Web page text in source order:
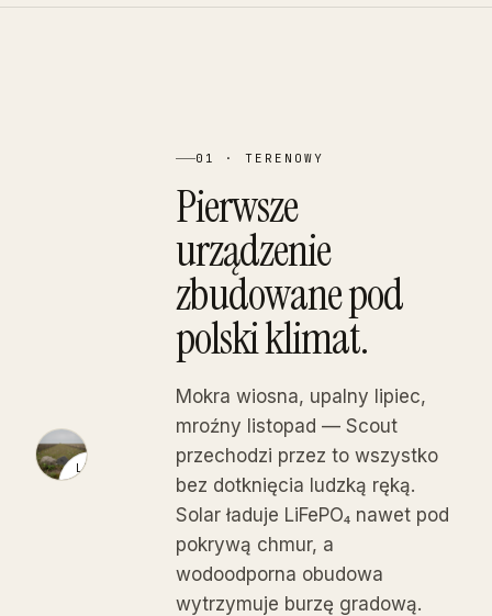
LIVE
01 · TERENOWY
Pierwsze
urządzenie
zbudowane pod
polski klimat.
Mokra wiosna, upalny lipiec,
mroźny listopad — Scout
przechodzi przez to wszystko
bez dotknięcia ludzką ręką.
Solar ładuje LiFePO₄ nawet pod
pokrywą chmur, a
wodoodporna obudowa
wytrzymuje burzę gradową.